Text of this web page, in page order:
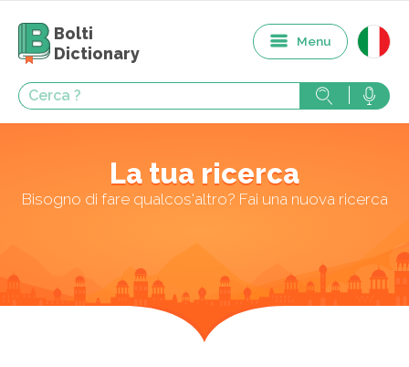
Bolti
Dictionary
Menu
La tua ricerca
Bisogno di fare qualcos'altro? Fai una nuova ricerca